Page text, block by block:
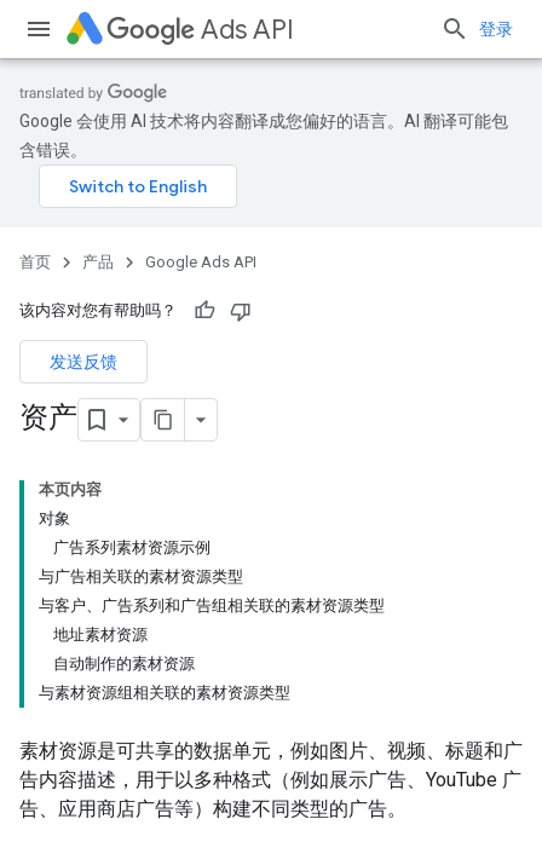
Ads API 登录
Google 会使用 AI 技术将内容翻译成您偏好的语言。AI 翻译可能包
含错误。
首页 产品 Google Ads API
该内容对您有帮助吗？
发送反馈
资产
本页内容
对象
广告系列素材资源示例
与广告相关联的素材资源类型
与客户、广告系列和广告组相关联的素材资源类型
地址素材资源
自动制作的素材资源
与素材资源组相关联的素材资源类型
素材资源是可共享的数据单元，例如图片、视频、标题和广
告内容描述，用于以多种格式（例如展示广告、YouTube 广
告、应用商店广告等）构建不同类型的广告。